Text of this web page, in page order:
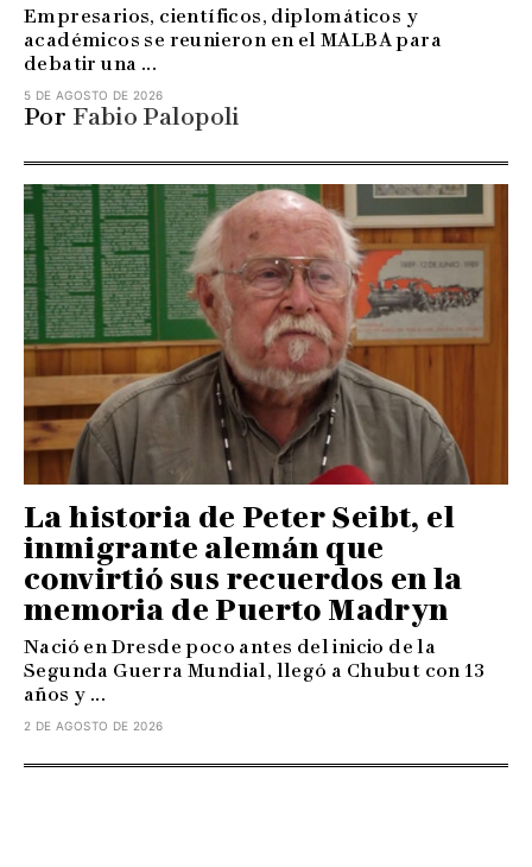
Empresarios, científicos, diplomáticos y
académicos se reunieron en el MALBA para
debatir una ...
5 DE AGOSTO DE 2026
Fabio Palopoli
Por
La historia de Peter Seibt, el
inmigrante alemán que
convirtió sus recuerdos en la
memoria de Puerto Madryn
Nació en Dresde poco antes del inicio de la
Segunda Guerra Mundial, llegó a Chubut con 13
años y ...
2 DE AGOSTO DE 2026